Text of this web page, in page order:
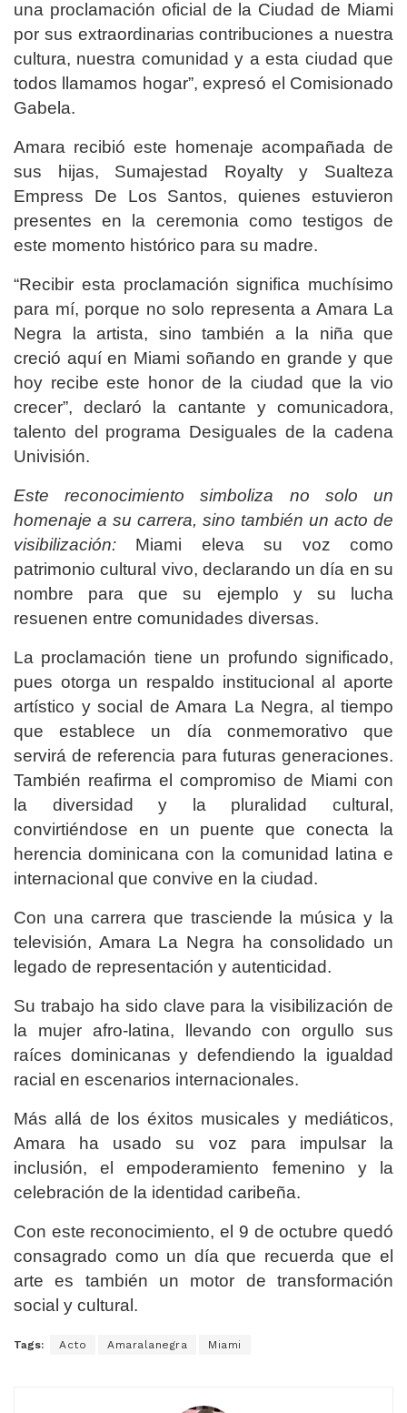
una proclamación oficial de la Ciudad de Miami
por sus extraordinarias contribuciones a nuestra
cultura, nuestra comunidad y a esta ciudad que
todos llamamos hogar”, expresó el Comisionado
Gabela.
Amara recibió este homenaje acompañada de
sus hijas, Sumajestad Royalty y Sualteza
Empress De Los Santos, quienes estuvieron
presentes en la ceremonia como testigos de
este momento histórico para su madre.
“Recibir esta proclamación significa muchísimo
para mí, porque no solo representa a Amara La
Negra la artista, sino también a la niña que
creció aquí en Miami soñando en grande y que
hoy recibe este honor de la ciudad que la vio
crecer”, declaró la cantante y comunicadora,
talento del programa Desiguales de la cadena
Univisión.
Este reconocimiento simboliza no solo un
homenaje a su carrera, sino también un acto de
visibilización: Miami eleva su voz como
patrimonio cultural vivo, declarando un día en su
nombre para que su ejemplo y su lucha
resuenen entre comunidades diversas.
La proclamación tiene un profundo significado,
pues otorga un respaldo institucional al aporte
artístico y social de Amara La Negra, al tiempo
que establece un día conmemorativo que
servirá de referencia para futuras generaciones.
También reafirma el compromiso de Miami con
la diversidad y la pluralidad cultural,
convirtiéndose en un puente que conecta la
herencia dominicana con la comunidad latina e
internacional que convive en la ciudad.
Con una carrera que trasciende la música y la
televisión, Amara La Negra ha consolidado un
legado de representación y autenticidad.
Su trabajo ha sido clave para la visibilización de
la mujer afro-latina, llevando con orgullo sus
raíces dominicanas y defendiendo la igualdad
racial en escenarios internacionales.
Más allá de los éxitos musicales y mediáticos,
Amara ha usado su voz para impulsar la
inclusión, el empoderamiento femenino y la
celebración de la identidad caribeña.
Con este reconocimiento, el 9 de octubre quedó
consagrado como un día que recuerda que el
arte es también un motor de transformación
social y cultural.
Tags: Acto Amaralanegra Miami